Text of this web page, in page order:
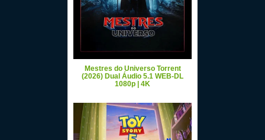
Mestres do Universo Torrent
(2026) Dual Áudio 5.1 WEB-DL
1080p | 4K